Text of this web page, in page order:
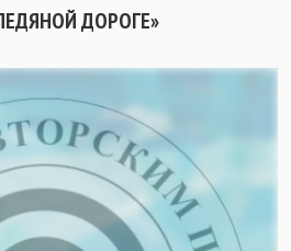
ДОРОГЕ»